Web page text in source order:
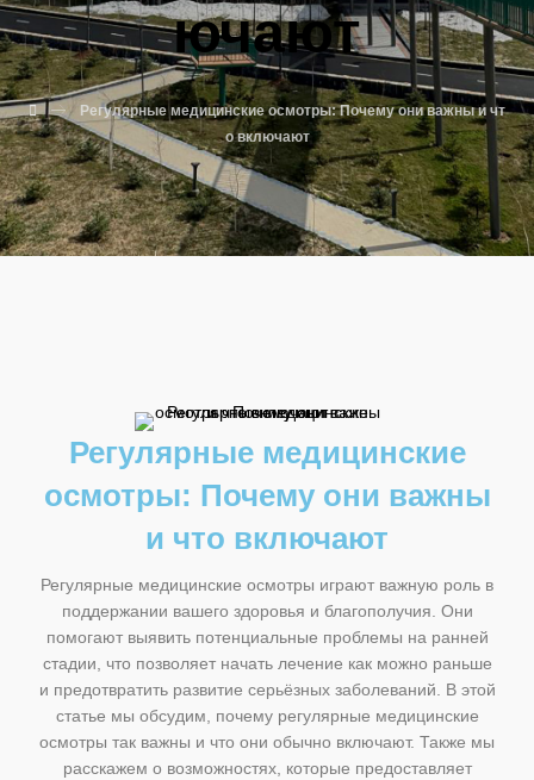
ючают
Регулярные медицинские осмотры: Почему они важны и чт
о включают
Регулярные медицинские
осмотры: Почему они важны
и что включают
Регулярные медицинские осмотры играют важную роль в
поддержании вашего здоровья и благополучия. Они
помогают выявить потенциальные проблемы на ранней
стадии, что позволяет начать лечение как можно раньше
и предотвратить развитие серьёзных заболеваний. В этой
статье мы обсудим, почему регулярные медицинские
осмотры так важны и что они обычно включают. Также мы
расскажем о возможностях, которые предоставляет